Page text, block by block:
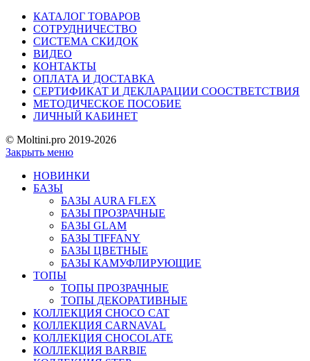
КАТАЛОГ ТОВАРОВ
СОТРУДНИЧЕСТВО
СИСТЕМА СКИДОК
ВИДЕО
КОНТАКТЫ
ОПЛАТА И ДОСТАВКА
СЕРТИФИКАТ И ДЕКЛАРАЦИИ СООСТВЕТСТВИЯ
МЕТОДИЧЕСКОЕ ПОСОБИЕ
ЛИЧНЫЙ КАБИНЕТ
© Moltini.pro 2019-2026
Закрыть меню
НОВИНКИ
БАЗЫ
БАЗЫ AURA FLEX
БАЗЫ ПРОЗРАЧНЫЕ
БАЗЫ GLAM
БАЗЫ TIFFANY
БАЗЫ ЦВЕТНЫЕ
БАЗЫ КАМУФЛИРУЮЩИЕ
ТОПЫ
ТОПЫ ПРОЗРАЧНЫЕ
ТОПЫ ДЕКОРАТИВНЫЕ
КОЛЛЕКЦИЯ CHOCO CAT
КОЛЛЕКЦИЯ CARNAVAL
КОЛЛЕКЦИЯ CHOCOLATE
КОЛЛЕКЦИЯ BARBIE